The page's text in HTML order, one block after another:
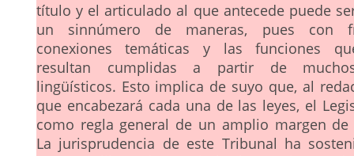
título y el articulado al que antecede puede
un sinnúmero de maneras, pues con
conexiones temáticas y las funciones
resultan cumplidas a partir de
lingüísticos. Esto implica de suyo que, al
que encabezará cada una de las leyes, el
como regla general de un amplio margen de
La jurisprudencia de este Tribunal ha